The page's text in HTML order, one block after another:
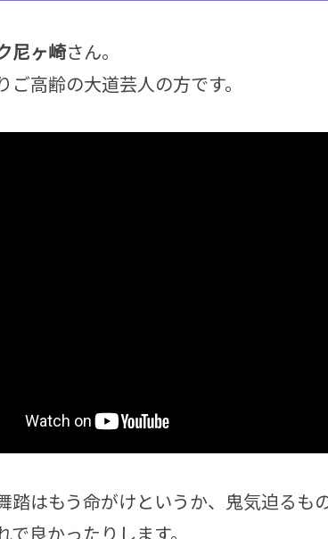
尼ヶ崎さん。
ご高齢の大道芸人の方です。
踏はもう命がけというか、鬼気迫るも
で良かったりします。